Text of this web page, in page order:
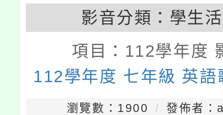
影音分類： 學生
項目： 112學年度
112學年度 七年級 英語
瀏覽數：1900 發佈者：